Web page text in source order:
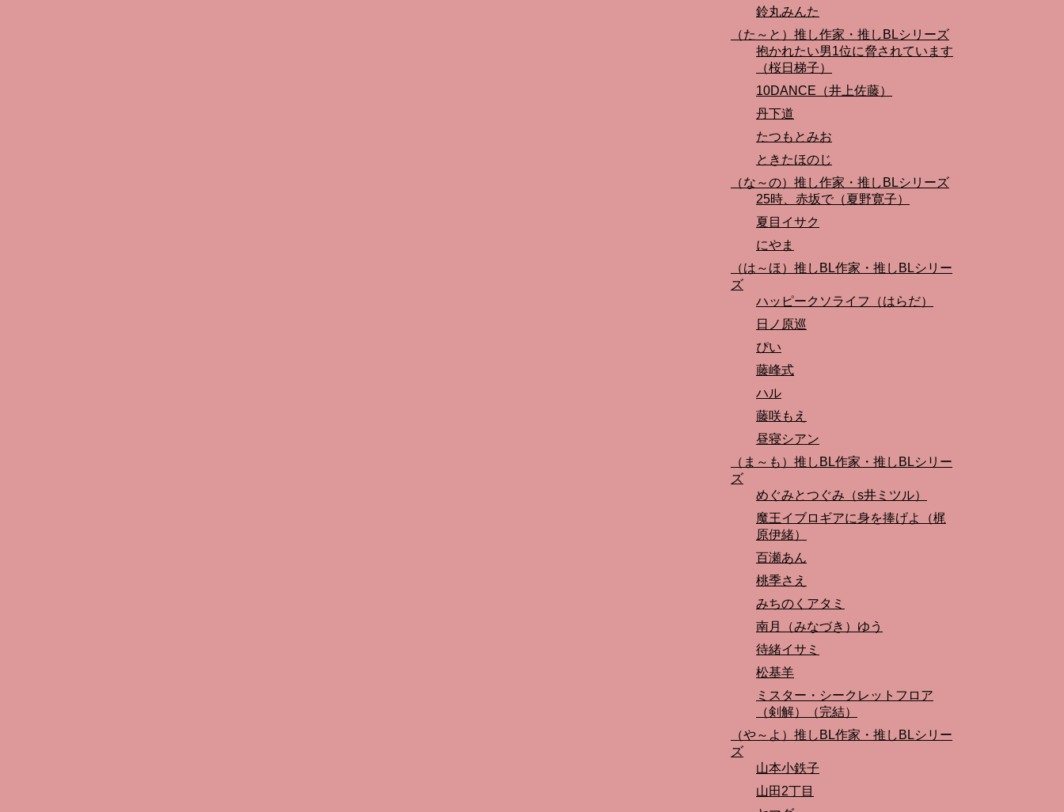
鈴丸みんた
（た～と）推し作家・推しBLシリーズ
抱かれたい男1位に脅されています
（桜日梯子）
10DANCE（井上佐藤）
丹下道
たつもとみお
ときたほのじ
（な～の）推し作家・推しBLシリーズ
25時、赤坂で（夏野寛子）
夏目イサク
にやま
（は～ほ）推しBL作家・推しBLシリー
ズ
ハッピークソライフ（はらだ）
日ノ原巡
ぴい
藤峰式
ハル
藤咲もえ
昼寝シアン
（ま～も）推しBL作家・推しBLシリー
ズ
めぐみとつぐみ（s井ミツル）
魔王イブロギアに身を捧げよ（梶
原伊緒）
百瀬あん
桃季さえ
みちのくアタミ
南月（みなづき）ゆう
待緒イサミ
松基羊
ミスター・シークレットフロア
（剣解）（完結）
（や～よ）推しBL作家・推しBLシリー
ズ
山本小鉄子
山田2丁目